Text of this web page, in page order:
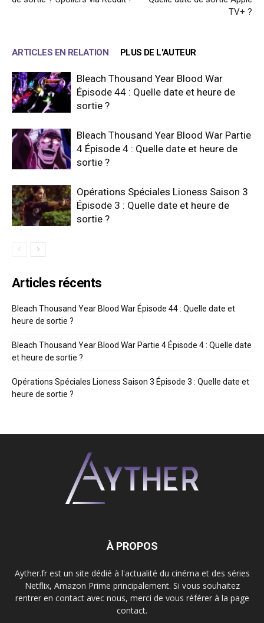
TV+ ?
ARTICLES EN RELATION PLUS DE L'AUTEUR
Bleach Thousand Year Blood War
Épisode 44 : Quelle date et heure de
sortie ?
Bleach Thousand Year Blood War Partie
4 Épisode 4 : Quelle date et heure de
sortie ?
Opérations Spéciales Lioness Saison 3
Épisode 3 : Quelle date et heure de
sortie ?
Articles récents
Bleach Thousand Year Blood War Épisode 44 : Quelle date et
heure de sortie ?
Bleach Thousand Year Blood War Partie 4 Épisode 4 : Quelle date
et heure de sortie ?
Opérations Spéciales Lioness Saison 3 Épisode 3 : Quelle date et
heure de sortie ?
À PROPOS
Ayther.fr est un site dédié à l'actualité du cinéma et des séries
Netflix, Amazon Prime principalement. Si vous souhaitez
rentrer en contact avec nous, merci de vous référer à la page
contact.